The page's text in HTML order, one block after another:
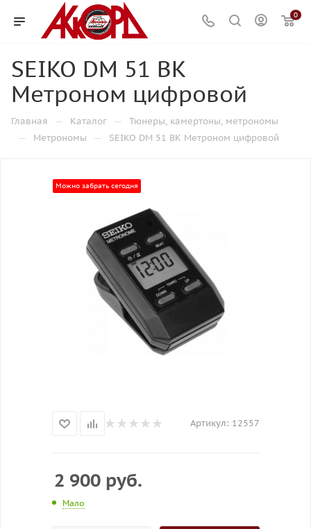
0
SEIKO DM 51 BK
Метроном цифровой
Главная — Каталог — Тюнеры, камертоны, метрономы
— Метрономы — SEIKO DM 51 BK Метроном цифровой
Можно забрать сегодня
Артикул: 12557
2 900руб.
Мало